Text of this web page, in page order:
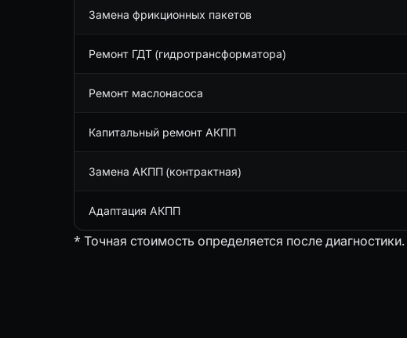
Замена фрикционных пакетов
Ремонт ГДТ (гидротрансформатора)
Ремонт маслонасоса
Капитальный ремонт АКПП
Замена АКПП (контрактная)
Адаптация АКПП
* Точная стоимость определяется после